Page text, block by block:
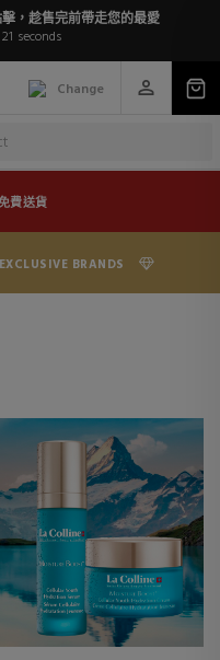
，趁售完前帶走您的最愛
21 seconds
Change
費送貨
BRANDS